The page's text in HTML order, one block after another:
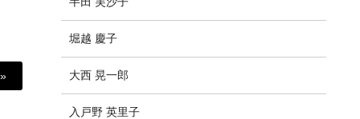
堀越 慶子
大西 晃一郎
入戸野 英里子